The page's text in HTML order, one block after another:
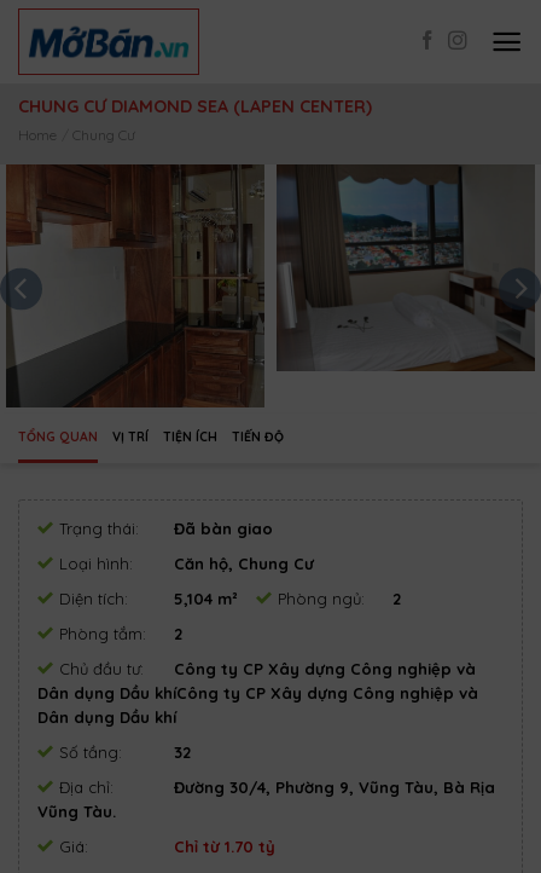
Skip
content
CHUNG CƯ DIAMOND SEA (LAPEN CENTER)
Home Chung Cư
TỔNG QUAN VỊ TRÍ TIỆN ÍCH TIẾN ĐỘ
Trạng thái:
Đã bàn giao
Loại hình:
Căn hộ, Chung Cư
Diện tích:
5,104 m² Phòng ngủ:
2
Phòng tắm:
2
Chủ đầu tư:
Công ty CP Xây dựng Công nghiệp và
Dân dụng Dầu khíCông ty CP Xây dựng Công nghiệp và
Dân dụng Dầu khí
Số tầng:
32
Địa chỉ:
Đường 30/4, Phường 9, Vũng Tàu, Bà Rịa
Vũng Tàu.
Giá:
Chỉ từ 1.70 tỷ